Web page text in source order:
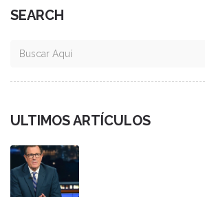
SEARCH
ULTIMOS ARTÍCULOS